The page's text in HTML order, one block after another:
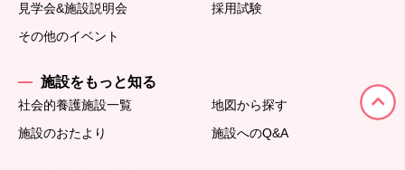
見学会&施設説明会
採用試験
その他のイベント
施設をもっと知る
社会的養護施設一覧
地図から探す
施設のおたより
施設へのQ&A